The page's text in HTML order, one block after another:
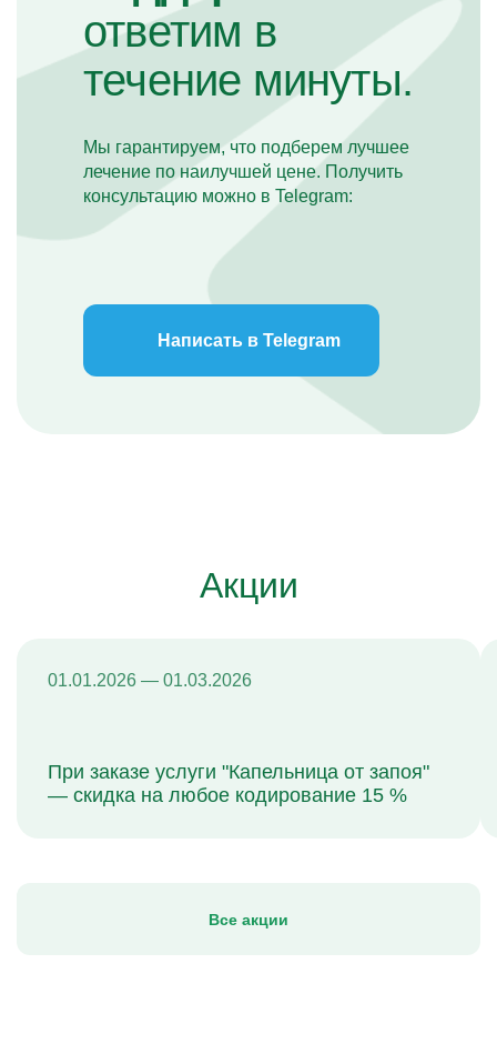
ответим в
течение минуты.
Мы гарантируем, что подберем лучшее
лечение по наилучшей цене. Получить
консультацию можно в Telegram:
Написать в Telegram
Акции
01.01.2026 — 01.03.2026
При заказе услуги "Капельница от запоя"
— скидка на любое кодирование 15 %
Все акции